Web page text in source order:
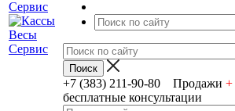
+7 (383) 211-90-80 Продажи +
бесплатные консультации